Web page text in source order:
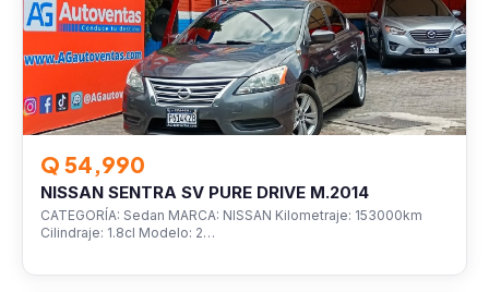
Q 54,990
NISSAN SENTRA SV PURE DRIVE M.2014
CATEGORÍA: Sedan MARCA: NISSAN Kilometraje: 153000km
Cilindraje: 1.8cl Modelo: 2…